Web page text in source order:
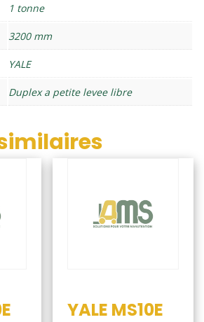
1 tonne
3200 mm
YALE
Duplex a petite levee libre
YALE MS10E